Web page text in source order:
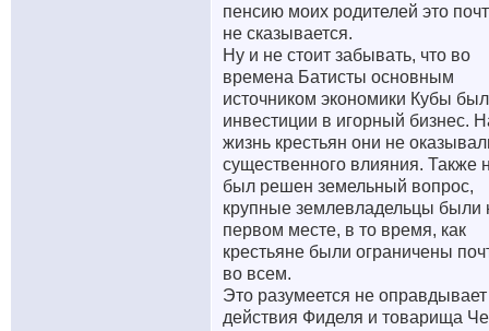
пенсию моих родителей это
не сказывается.
Ну и не стоит забывать, что во
времена Батисты основным
источником экономики Кубы
инвестиции в игорный бизнес.
жизнь крестьян они не
существенного влияния. Также
был решен земельный вопрос,
крупные землевладельцы были
первом месте, в то время, как
крестьяне были ограничены
во всем.
Это разумеется не оправдывает
действия Фиделя и товарища